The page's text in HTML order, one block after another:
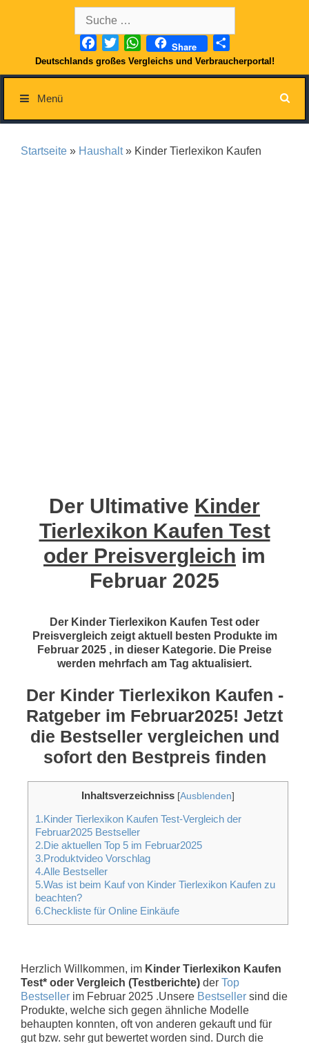
nach:
Facebook
TwitterWhatsApp
Share
Deutschlands großes Vergleichs und Verbraucherportal!
Menü
Startseite » Haushalt» Kinder Tierlexikon Kaufen
Der Ultimative Kinder
Tierlexikon Kaufen Test
oder Preisvergleich im
Februar 2025
Der Kinder Tierlexikon Kaufen Test oder
Preisvergleich zeigt aktuell besten Produkte im
Februar 2025 , in dieser Kategorie. Die Preise
werden mehrfach am Tag aktualisiert.
Der Kinder Tierlexikon Kaufen -
Ratgeber im Februar2025! Jetzt
die Bestseller vergleichen und
sofort den Bestpreis finden
Inhaltsverzeichniss [Ausblenden]
1.Kinder Tierlexikon Kaufen Test-Vergleich der
Februar2025 Bestseller
2.Die aktuellen Top 5 im Februar2025
3.Produktvideo Vorschlag
4.Alle Bestseller
5.Was ist beim Kauf von Kinder Tierlexikon Kaufen zu
beachten?
6.Checkliste für Online Einkäufe
Herzlich Willkommen, im Kinder Tierlexikon Kaufen
Test* oder Vergleich (Testberichte) der Top
Bestseller im Februar 2025 .Unsere Bestseller sind die
Produkte, welche sich gegen ähnliche Modelle
behaupten konnten, oft von anderen gekauft und für
gut bzw. sehr gut bewertet worden sind. Durch die